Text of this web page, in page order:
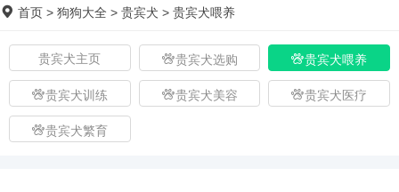
首页 > 狗狗大全 > 贵宾犬 > 贵宾犬喂养
贵宾犬主页 贵宾犬选购 贵宾犬喂养
贵宾犬训练 贵宾犬美容 贵宾犬医疗
贵宾犬繁育